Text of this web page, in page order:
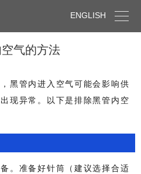
ENGLISH 
气的方法
黑管内进入空气可能会影响供
现异常。以下是排除黑管内空
。准备好针筒（建议选择合适